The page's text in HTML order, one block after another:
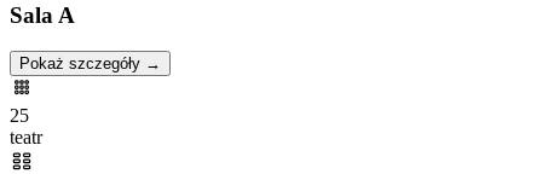
Sala A
Pokaż szczegóły →
25
teatr